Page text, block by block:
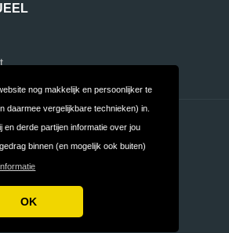
nog makkelijk en persoonlijker te
daarmee vergelijkbare technieken) in.
en derde partijen informatie over jou
binnen (en mogelijk ook buiten)
OK
Privacy
FAQ
Virtueelkantoorvergelijken.com